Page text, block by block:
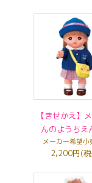
【きせかえ】
んのようちえ
メーカー希望小
2,200円(